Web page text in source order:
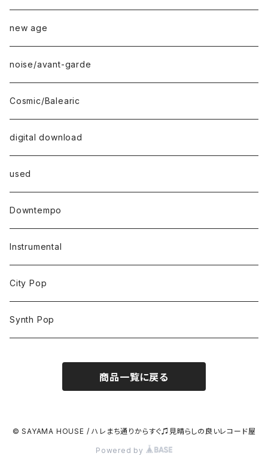
new age
noise/avant-garde
Cosmic/Balearic
digital download
used
Downtempo
Instrumental
City Pop
Synth Pop
商品一覧に戻る
© SAYAMA HOUSE / ハレまち通りからすぐ♫見晴らしの良いレコード屋
Powered by